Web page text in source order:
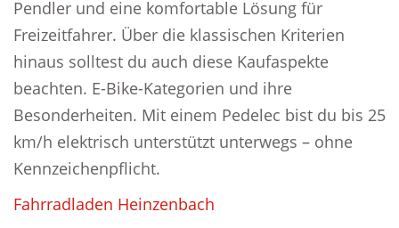
Pendler und eine komfortable Lösung für
Freizeitfahrer. Über die klassischen Kriterien
hinaus solltest du auch diese Kaufaspekte
beachten. E-Bike-Kategorien und ihre
Besonderheiten. Mit einem Pedelec bist du bis 25
km/h elektrisch unterstützt unterwegs – ohne
Kennzeichenpflicht.
Fahrradladen Heinzenbach